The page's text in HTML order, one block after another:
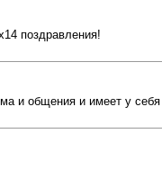
поздравления!
и общения и имеет у себя